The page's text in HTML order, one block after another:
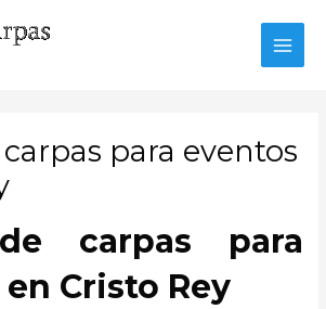
para eventos
carpas para
Cristo Rey